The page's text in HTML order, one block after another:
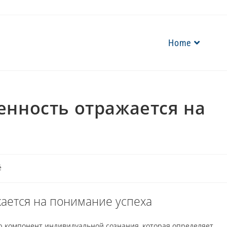
Home
отражается на
на понимание успеха